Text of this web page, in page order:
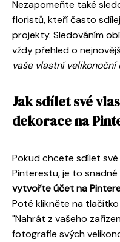
Nezapomeňte také
floristů, kteří často
projekty. Sledováním
vždy přehled o
vaše vlastní velikonoční
Jak sdílet své
dekorace na
Pokud chcete sdílet
Pinterestu, je to
vytvořte účet na
Poté klikněte na
"Nahrát z vašeho
fotografie svých